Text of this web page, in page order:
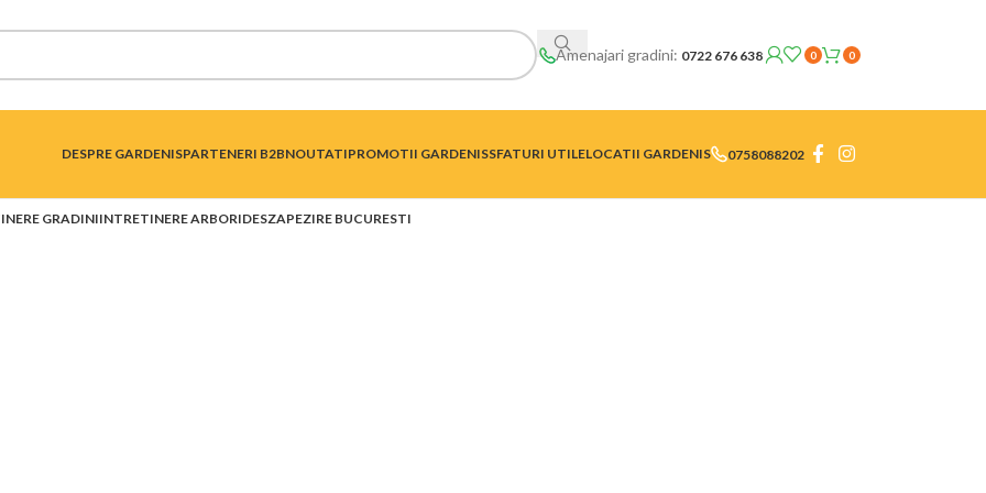
Amenajari gradini: 0722 676 638 0 0
DESPRE GARDENISPARTENERI B2BNOUTATIPROMOTII GARDENISSFATURI UTILELOCATII GARDENIS 0758088202
GRADINIINTRETINERE ARBORIDESZAPEZIRE BUCURESTI